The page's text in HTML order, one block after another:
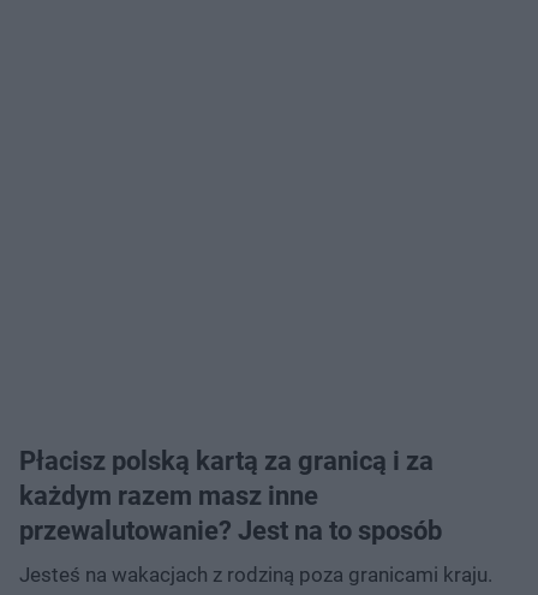
Płacisz polską kartą za granicą i za
każdym razem masz inne
przewalutowanie? Jest na to sposób
Jesteś na wakacjach z rodziną poza granicami kraju.